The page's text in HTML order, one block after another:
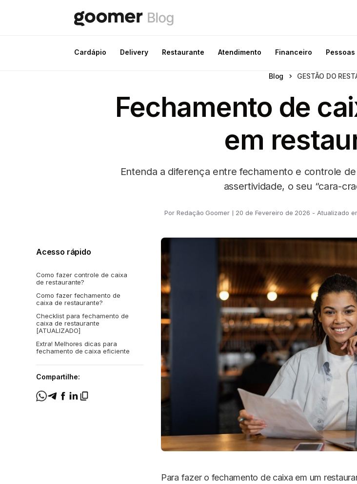
Cardápio Delivery Restaurante Atendimento Financeiro Pessoas
Blog GESTÃO DO
Fechamento de
em
Entenda a diferença entre fechamento e controle
assertividade, o seu “cara-
Por Redação Goomer 20 de Fevereiro de 2026 - Atualizado
Acesso rápido
Como fazer controle de caixa
de restaurante?
Como fazer fechamento de
caixa de restaurante?
Checklist para fechamento de
caixa de restaurante
[ATUALIZADO]
Extra! Melhores dicas para
fechamento de caixa eficiente
Compartilhe:
Para fazer o fechamento de caixa em um